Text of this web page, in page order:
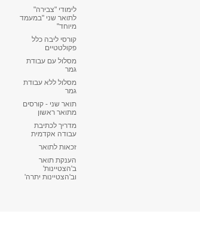
לימודי "צבירה"
לתואר שני "במעמד
מיוחד"
קורסי ליבה כלל
פקולטטיים
מסלול עם עבודת
גמר
מסלול ללא עבודת
גמר
תואר שני - קורסים
מתואר ראשון
מדריך לכתיבת
עבודה אקדמית
זכאות לתואר
הענקת תואר
ב'הצטיינות'
וב'הצטיינות יתרה'